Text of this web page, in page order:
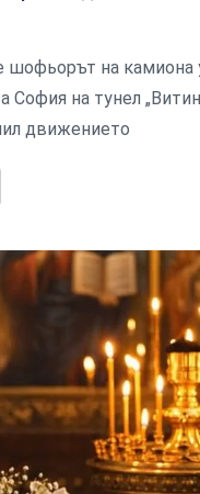
шофьорът на камиона
София на тунел
движението